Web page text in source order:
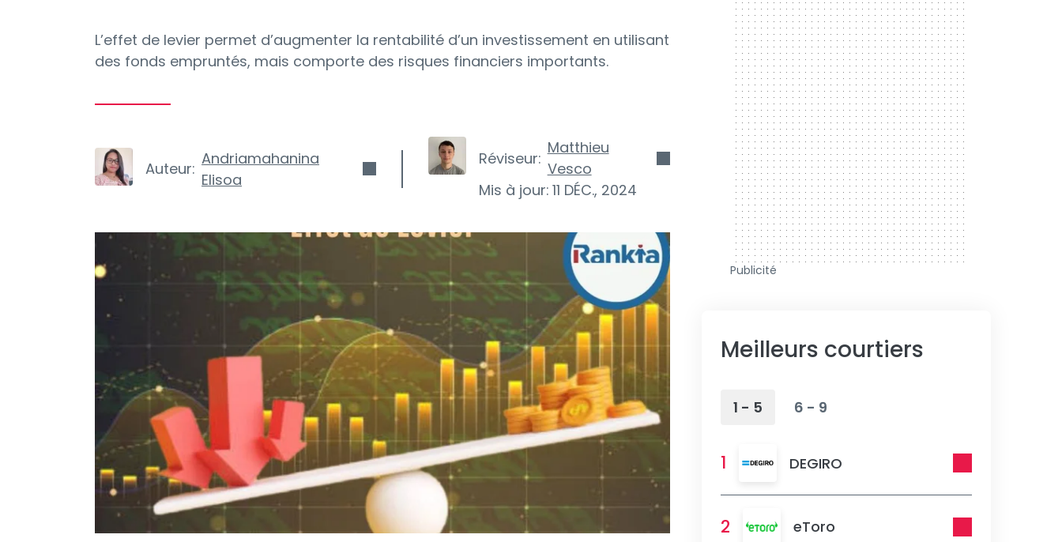
L’effet de levier permet d’augmenter la rentabilité d’un investissement en utilisant
des fonds empruntés, mais comporte des risques financiers importants.
Auteur:
Andriamahanina
Elisoa
Réviseur:
Matthieu
Vesco
Mis à jour: 11 DÉC., 2024
Publicité
Meilleurs courtiers
1 - 5 6 - 9
1 DEGIRO
2 eToro